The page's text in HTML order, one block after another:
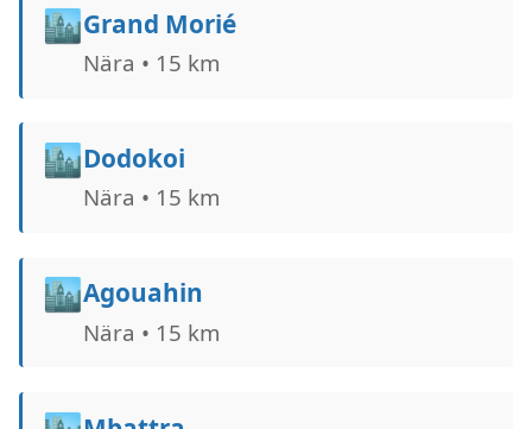
🏙️Grand Morié
Nära • 15 km
🏙️Dodokoi
Nära • 15 km
🏙️Agouahin
Nära • 15 km